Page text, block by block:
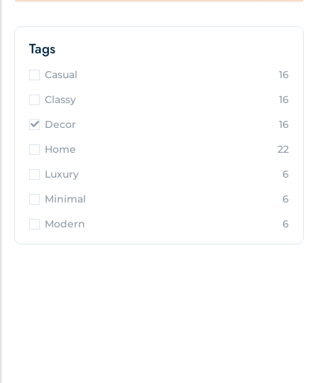
Tags
Casual
16
Classy
16
Decor
16
Home
22
Luxury
6
Minimal
6
Modern
6